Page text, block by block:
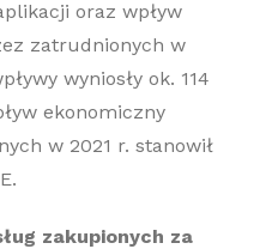
oraz wpływ
zatrudnionych w
wyniosły ok. 114
ekonomiczny
w 2021 r. stanowił
zakupionych za